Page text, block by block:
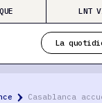
LNT
La
Casablanca